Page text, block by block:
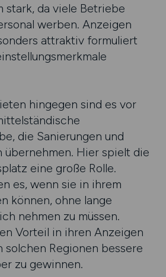
stark, da viele Betriebe
werben. Anzeigen
attraktiv formuliert
hingegen sind es vor
die Sanierungen und
übernehmen. Hier spielt die
eine große Rolle.
es, wenn sie in ihrem
können, ohne lange
nehmen zu müssen.
Vorteil in ihren Anzeigen
solchen Regionen bessere
zu gewinnen.